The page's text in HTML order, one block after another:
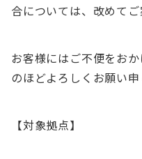
合については、改めてご
お客様にはご不便をお
のほどよろしくお願い申
【対象拠点】